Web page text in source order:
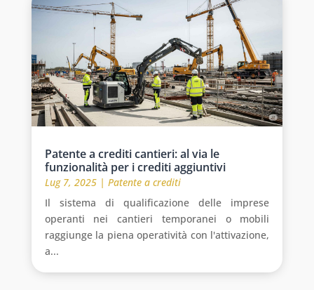
Patente a crediti cantieri: al via le
funzionalità per i crediti aggiuntivi
Lug 7, 2025| Patente a crediti
Il sistema di qualificazione delle imprese
operanti nei cantieri temporanei o mobili
raggiunge la piena operatività con l'attivazione,
a...